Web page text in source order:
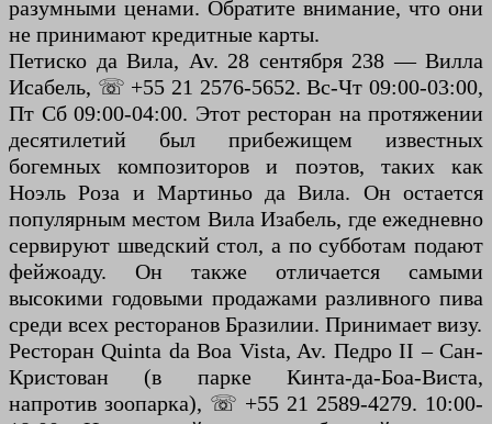
разумными ценами. Обратите внимание, что они
не принимают кредитные карты.
Петиско да Вила, Av. 28 сентября 238 — Вилла
Исабель, ☏ +55 21 2576-5652. Вс-Чт 09:00-03:00,
Пт Сб 09:00-04:00. Этот ресторан на протяжении
десятилетий был прибежищем известных
богемных композиторов и поэтов, таких как
Ноэль Роза и Мартиньо да Вила. Он остается
популярным местом Вила Изабель, где ежедневно
сервируют шведский стол, а по субботам подают
фейжоаду. Он также отличается самыми
высокими годовыми продажами разливного пива
среди всех ресторанов Бразилии. Принимает визу.
Ресторан Quinta da Boa Vista, Av. Педро II – Сан-
Кристован (в парке Кинта-да-Боа-Виста,
напротив зоопарка), ☏ +55 21 2589-4279. 10:00-